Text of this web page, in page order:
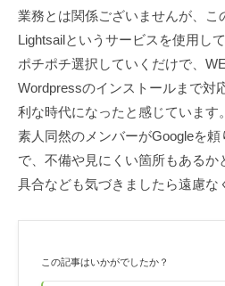
業務とは関係ございませんが、こ
Lightsailというサービスを使用し
ポチポチ選択していくだけで、
Wordpressのインストールまで対
利な時代になったと感じています。
素人同然のメンバーがGoogleを
で、不備や見にくい箇所もあるか
具合なども気づきましたら遠慮な
この記事はいかがでしたか？